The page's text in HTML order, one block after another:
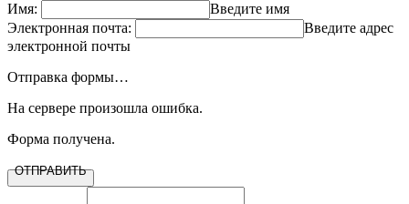
Имя:
Введите имя
Электронная почта:
Введите адрес
электронной почты
Отправка формы…
На сервере произошла ошибка.
Форма получена.
ОТПРАВИТЬ